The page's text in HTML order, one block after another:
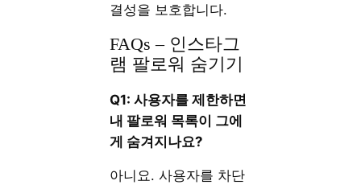
결성을 보호합니다.
FAQs – 인스타그
램 팔로워 숨기기
Q1: 사용자를 제한하면
내 팔로워 목록이 그에
게 숨겨지나요?
아니요. 사용자를 차단